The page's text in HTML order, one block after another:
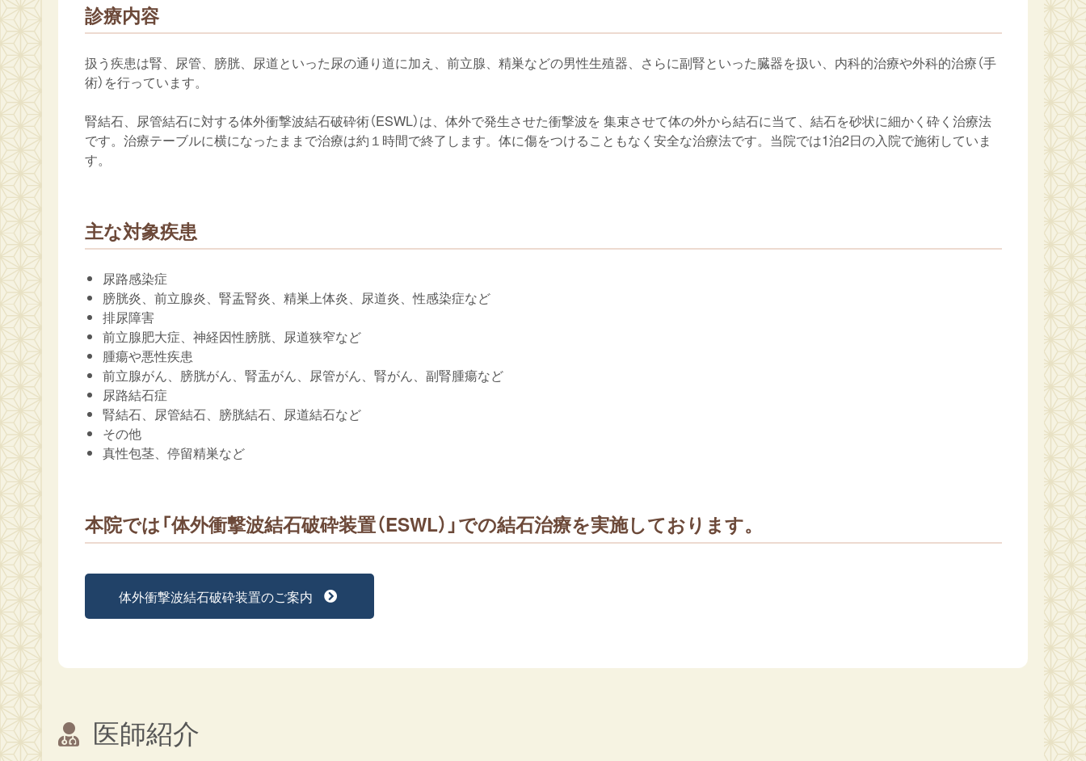
診療内容
扱う疾患は腎、尿管、膀胱、尿道といった尿の通り道に加え、前立腺、精巣などの男性生殖器、さらに副腎といった臓器を扱い、内科的治療や外科的治療（手
術）を行っています。
腎結石、尿管結石に対する体外衝撃波結石破砕術（ESWL）は、体外で発生させた衝撃波を 集束させて体の外から結石に当て、結石を砂状に細かく砕く治療法
です。治療テーブルに横になったままで治療は約１時間で終了します。体に傷をつけることもなく安全な治療法です。当院では1泊2日の入院で施術していま
す。
主な対象疾患
尿路感染症
膀胱炎、前立腺炎、腎盂腎炎、精巣上体炎、尿道炎、性感染症など
排尿障害
前立腺肥大症、神経因性膀胱、尿道狭窄など
腫瘍や悪性疾患
前立腺がん、膀胱がん、腎盂がん、尿管がん、腎がん、副腎腫瘍など
尿路結石症
腎結石、尿管結石、膀胱結石、尿道結石など
その他
真性包茎、停留精巣など
本院では「体外衝撃波結石破砕装置（ESWL）」での結石治療を実施しております。
体外衝撃波結石破砕装置のご案内
医師紹介